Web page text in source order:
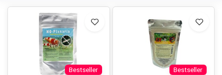
Bestseller Bestseller